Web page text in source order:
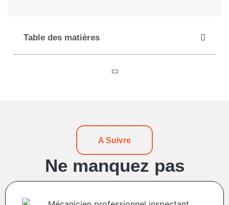
Table des matières
A Suivre
Ne manquez pas